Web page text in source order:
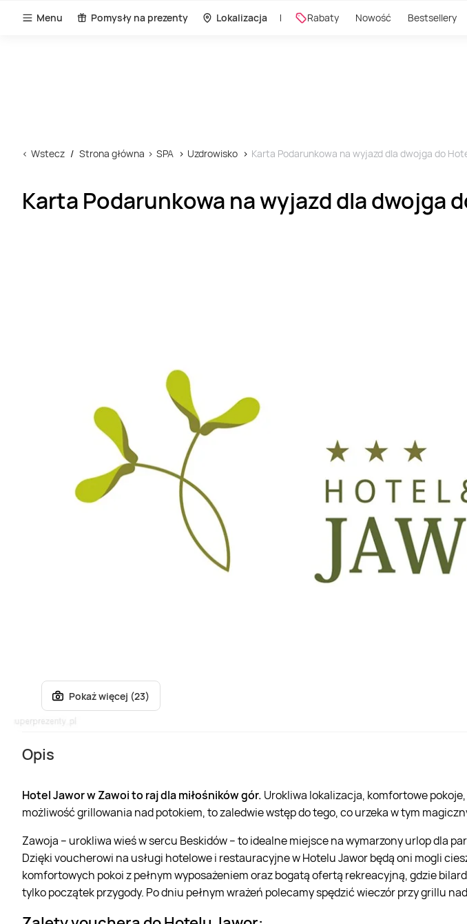
Menu Pomysły na prezenty Lokalizacja Rabaty Nowość Bestsellery
Wstecz Strona główna SPA Uzdrowisko Karta Podarunkowa na wyjazd dla dwojga do
Karta Podarunkowa na wyjazd dla dwojga
Pokaż więcej (23)
Opis
Hotel Jawor w Zawoi to raj dla miłośników gór. Urokliwa lokalizacja, komfortowe
możliwość grillowania nad potokiem, to zaledwie wstęp do tego, co urzeka w tym
Zawoja – urokliwa wieś w sercu Beskidów – to idealne miejsce na wymarzony urlop dla
Dzięki voucherowi na usługi hotelowe i restauracyjne w Hotelu Jawor będą oni mogli
komfortowych pokoi z pełnym wyposażeniem oraz bogatą ofertą rekreacyjną, gdzie
tylko początek przygody. Po dniu pełnym wrażeń polecamy spędzić wieczór przy grillu